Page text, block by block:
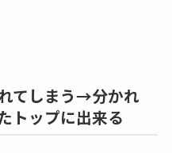
てしまう→分かれ
トップに出来る